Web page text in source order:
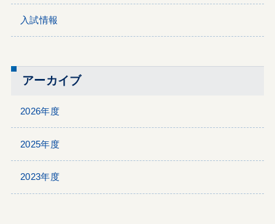
入試情報
アーカイブ
2026年度
2025年度
2023年度